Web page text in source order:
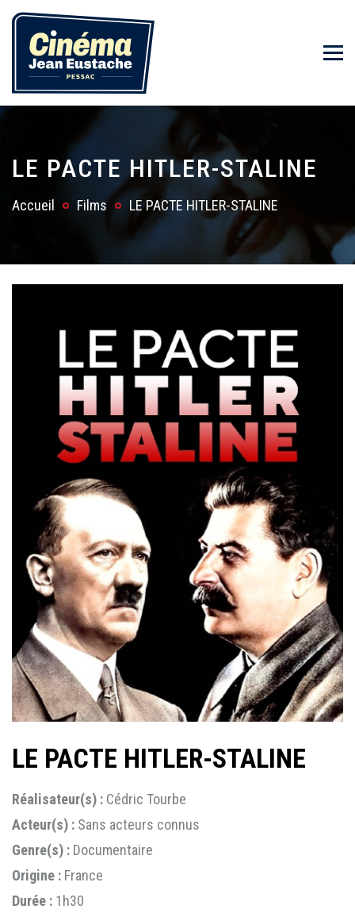
LE PACTE HITLER-STALINE
Accueil Films LE PACTE HITLER-STALINE
LE PACTE HITLER-STALINE
Réalisateur(s) : Cédric Tourbe
Acteur(s) : Sans acteurs connus
Genre(s) : Documentaire
Origine : France
Durée : 1h30